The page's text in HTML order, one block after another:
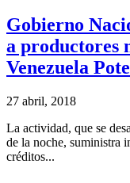
Gobierno
a productores
Venezuela
27 abril, 2018
La actividad, que se
de la noche, suministra
créditos...